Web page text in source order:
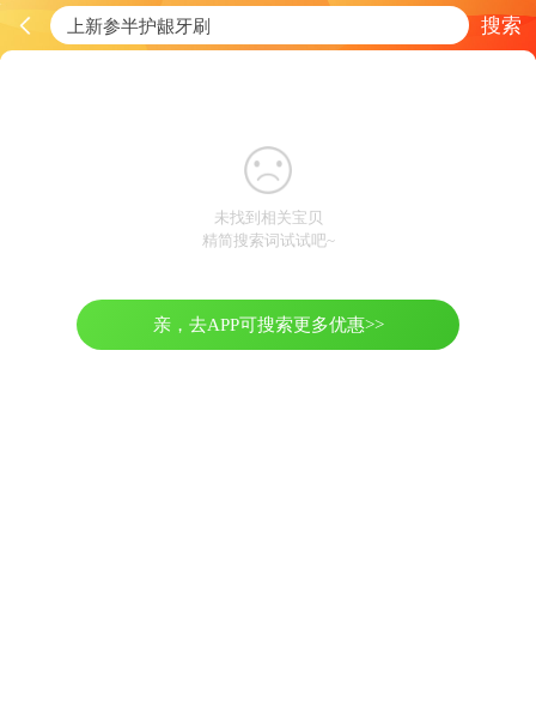
搜索
未找到相关宝贝
精简搜索词试试吧~
亲，去APP可搜索更多优惠>>